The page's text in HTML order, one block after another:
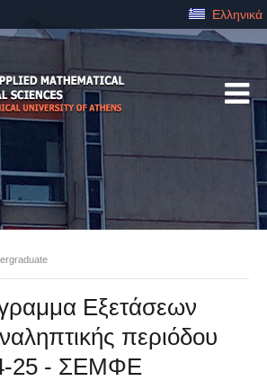
Ελληνικά
Εξετάσεων
περιόδου
25 - ΣΕΜΦΕ